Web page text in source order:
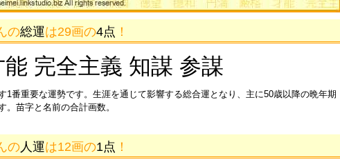
の総運は29画の4点 ！
能 完全主義 知謀 参謀
1番重要な運勢です。生涯を通じて影響する総合運となり、主に50歳以降の晩年期
。苗字と名前の合計画数。
の 人運は12画の1点 ！